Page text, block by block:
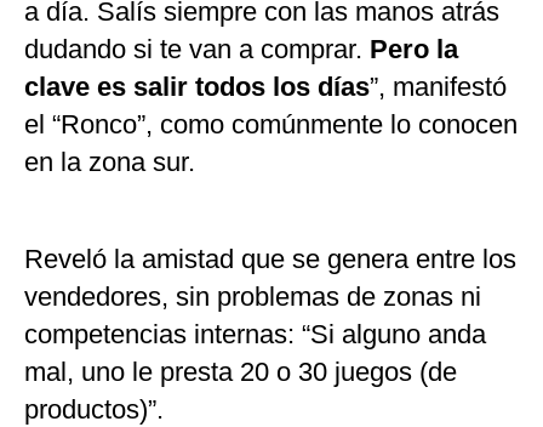
a día. Salís siempre con las manos atrás
dudando si te van a comprar. Pero la
clave es salir todos los días”, manifestó
el “Ronco”, como comúnmente lo conocen
en la zona sur.
Reveló la amistad que se genera entre los
vendedores, sin problemas de zonas ni
competencias internas: “Si alguno anda
mal, uno le presta 20 o 30 juegos (de
productos)”.